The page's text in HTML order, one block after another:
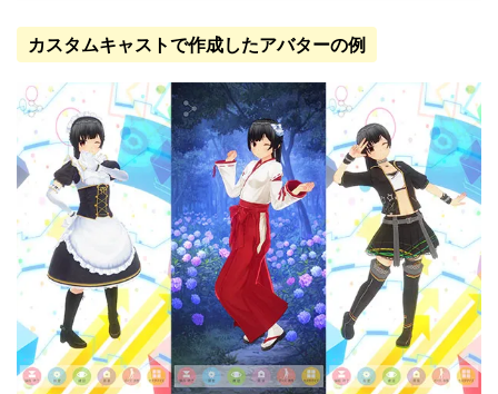
カスタムキャストで作成したアバターの例